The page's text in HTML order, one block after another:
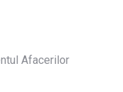
Afacerilor